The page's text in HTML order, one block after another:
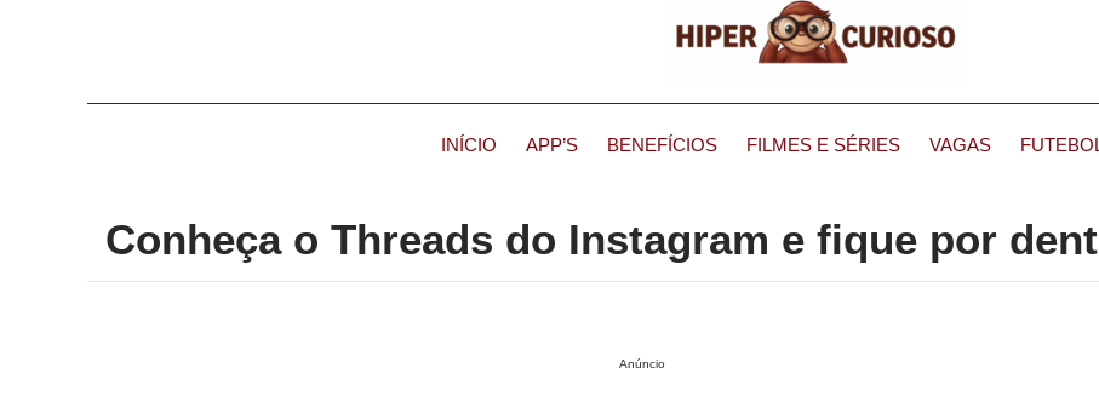
INÍCIO APP’S BENEFÍCIOS FILMES E SÉRIES VAGAS
Conheça o Threads do Instagram e fique por
Anúncio